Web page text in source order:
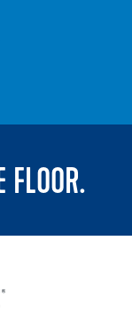
FLOOR.